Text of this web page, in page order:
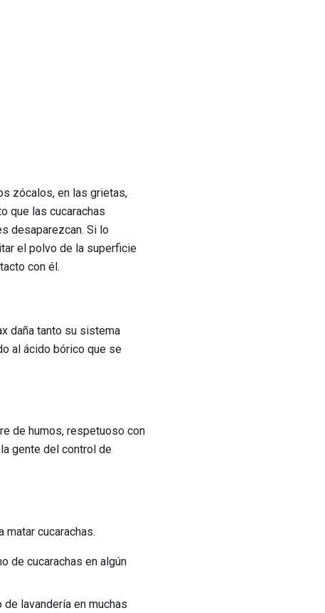
zócalos, en las grietas,
que las cucarachas
desaparezcan. Si lo
el polvo de la superficie
con él.
daña tanto su sistema
al ácido bórico que se
de humos, respetuoso con
gente del control de
cucarachas.
de cucarachas en algún
lavandería en muchas